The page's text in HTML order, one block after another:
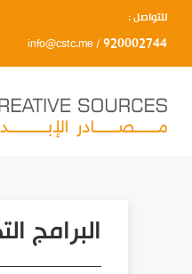
للتواصل :
920002744
/
info@cstc.me
البرامج